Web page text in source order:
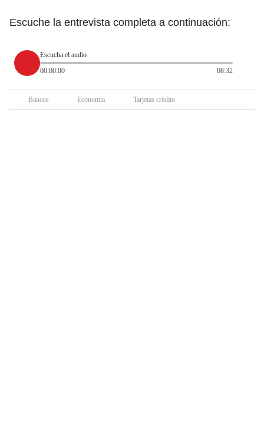
Escuche la entrevista completa a continuación:
Escucha el audio
00:00:00
08:32
Bancos Economía Tarjetas crédito